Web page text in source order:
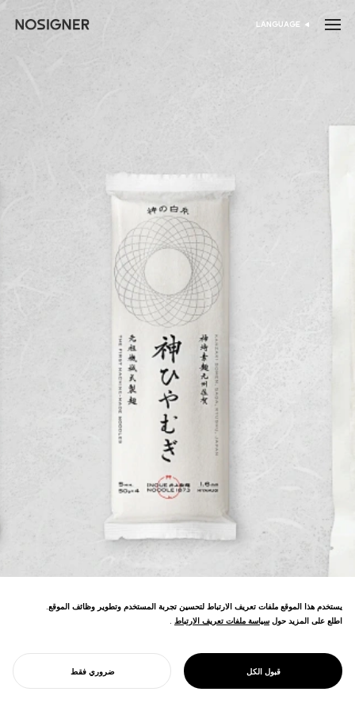
الرئيسية اختر اللغة
LANGUAGE
PROJECT
إينوي نودل
موقع رائد الإنتاج الآلي للنودلز كأول شركة خالية
من الكربون في اليابان.
يستخدم هذا الموقع ملفات تعريف الارتباط لتحسين تجربة المستخدم وتطوير وظائف الموقع.
اطلع على المزيد حول سياسة ملفات تعريف الارتباط
سياسة ملفات تعريف الارتباط .
قبول الكل ضروري فقط